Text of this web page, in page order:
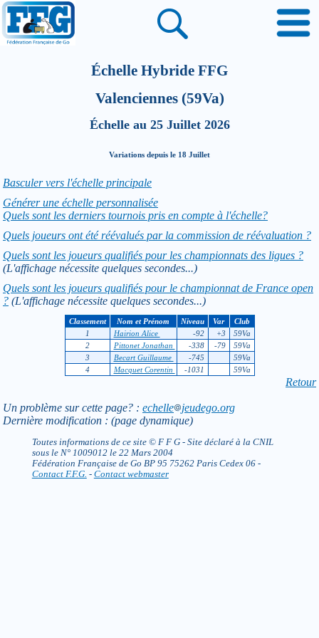
Échelle Hybride FFG
Valenciennes (59Va)
Échelle au 25 Juillet 2026
Variations depuis le 18 Juillet
Basculer vers l'échelle principale
Générer une échelle personnalisée
Quels sont les derniers tournois pris en compte à l'échelle?
Quels joueurs ont été réévalués par la commission de réévaluation ?
Quels sont les joueurs qualifiés pour les championnats des ligues ?
(L'affichage nécessite quelques secondes...)
Quels sont les joueurs qualifiés pour le championnat de France open
? (L'affichage nécessite quelques secondes...)
Classement Nom et Prénom Niveau Var
Club
1
Hairion Alice -92 +3
59Va
2
Pittonet Jonathan -338 -79
59Va
3
Becart Guillaume -745
59Va
4
Macquet Corentin -1031 59Va
Retour
Un problème sur cette page? : echelle
jeudego.org
Dernière modification : (page dynamique)
Toutes informations de ce site © F F G - Site déclaré à la CNIL
sous le N° 1009012 le 22 Mars 2004
Fédération Française de Go BP 95 75262 Paris Cedex 06 -
Contact F.F.G. - Contact webmaster